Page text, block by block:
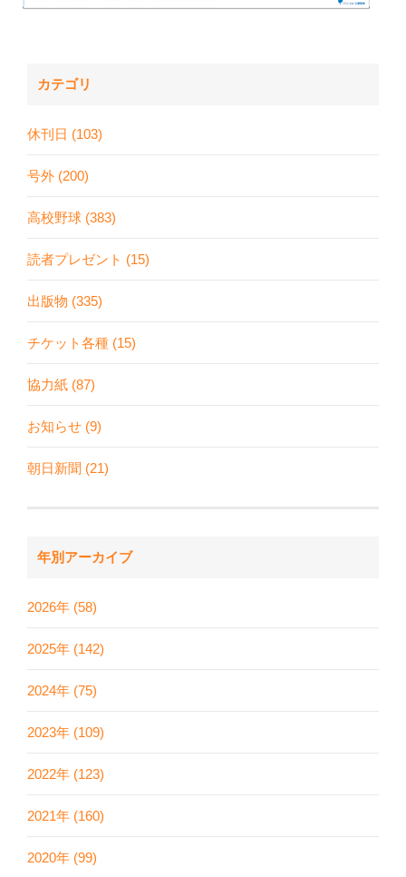
カテゴリ
休刊日 (103)
号外 (200)
高校野球 (383)
読者プレゼント (15)
出版物 (335)
チケット各種 (15)
協力紙 (87)
お知らせ (9)
朝日新聞 (21)
年別アーカイブ
2026年 (58)
2025年 (142)
2024年 (75)
2023年 (109)
2022年 (123)
2021年 (160)
2020年 (99)